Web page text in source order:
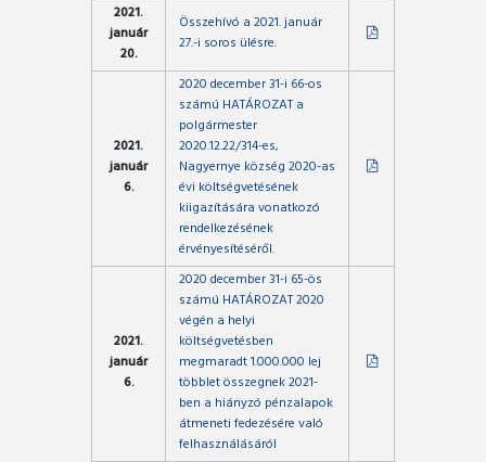
2021.
január
20.
Összehívó a 2021. január
27.-i soros ülésre.
2021.
január
6.
2020 december 31-i 66-os
számú HATÁROZAT a
polgármester
2020.12.22/314-es,
Nagyernye község 2020-as
évi költségvetésének
kiigazítására vonatkozó
rendelkezésének
érvényesítéséről.
2021.
január
6.
2020 december 31-i 65-ös
számú HATÁROZAT 2020
végén a helyi
költségvetésben
megmaradt 1.000.000 lej
többlet összegnek 2021-
ben a hiányzó pénzalapok
átmeneti fedezésére való
felhasználásáról